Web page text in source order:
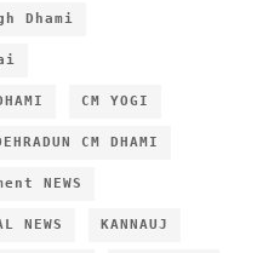
Dhami
CM YOGI
CM DHAMI
NEWS
NEWS KANNAUJ